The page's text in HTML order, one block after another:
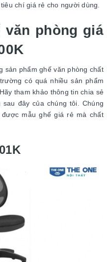
chí giá rẻ cho người dùng.
văn phòng giá
sản phẩm ghế văn phòng chất
có quá nhiều sản phẩm
tham khảo thông tin chia sẻ
đây của chúng tôi. Chúng
mẫu ghế giá rẻ mà chất